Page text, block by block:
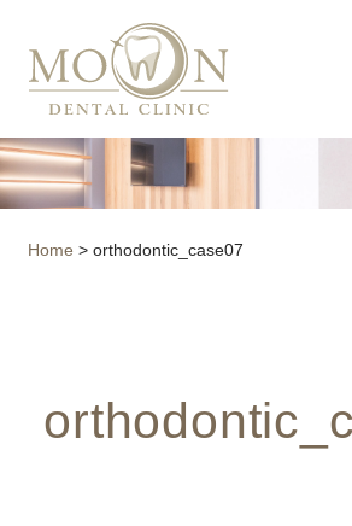
Home > orthodontic_case07